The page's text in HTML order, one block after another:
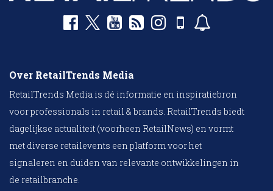
Over RetailTrends Media
RetailTrends Media is dé informatie en inspiratiebron
voor professionals in retail & brands. RetailTrends biedt
dagelijkse actualiteit (voorheen RetailNews) en vormt
met diverse retailevents een platform voor het
signaleren en duiden van relevante ontwikkelingen in
de retailbranche.